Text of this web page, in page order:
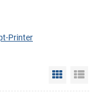
Printer
Grid